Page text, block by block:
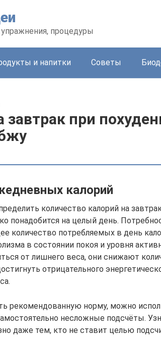
процедуры
и напитки Советы
завтрак при
калорий
количество калорий на
понадобится на целый день.
количество потребляемых в день
в состоянии покоя и уровня
от лишнего веса, они снижают
отрицательного
рекомендованную норму, можно
несложные подсчёты.
даже тем, кто не ставит целью